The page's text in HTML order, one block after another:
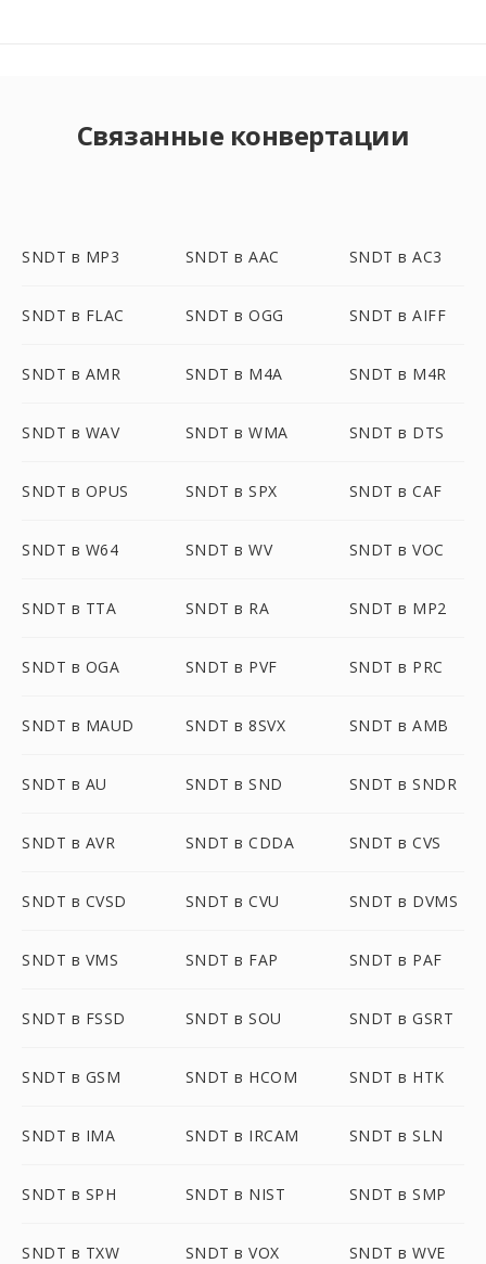
Связанные конвертации
SNDT в MP3 SNDT в AAC SNDT в AC3
SNDT в FLAC SNDT в OGG SNDT в AIFF
SNDT в AMR SNDT в M4A SNDT в M4R
SNDT в WAV SNDT в WMA SNDT в DTS
SNDT в OPUS SNDT в SPX SNDT в CAF
SNDT в W64 SNDT в WV SNDT в VOC
SNDT в TTA SNDT в RA SNDT в MP2
SNDT в OGA SNDT в PVF SNDT в PRC
SNDT в MAUD SNDT в 8SVX SNDT в AMB
SNDT в AU SNDT в SND SNDT в SNDR
SNDT в AVR SNDT в CDDA SNDT в CVS
SNDT в CVSD SNDT в CVU SNDT в DVMS
SNDT в VMS SNDT в FAP SNDT в PAF
SNDT в FSSD SNDT в SOU SNDT в GSRT
SNDT в GSM SNDT в HCOM SNDT в HTK
SNDT в IMA SNDT в IRCAM SNDT в SLN
SNDT в SPH SNDT в NIST SNDT в SMP
SNDT в TXW SNDT в VOX SNDT в WVE